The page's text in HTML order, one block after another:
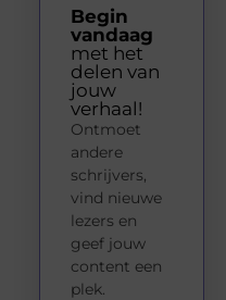
Begin
vandaag
met het
delen van
jouw
verhaal!
Ontmoet
andere
schrijvers,
vind nieuwe
lezers en
geef jouw
content een
plek.